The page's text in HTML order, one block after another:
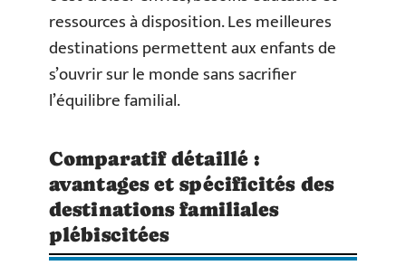
ressources à disposition. Les meilleures
destinations permettent aux enfants de
s’ouvrir sur le monde sans sacrifier
l’équilibre familial.
Comparatif détaillé :
avantages et spécificités des
destinations familiales
plébiscitées